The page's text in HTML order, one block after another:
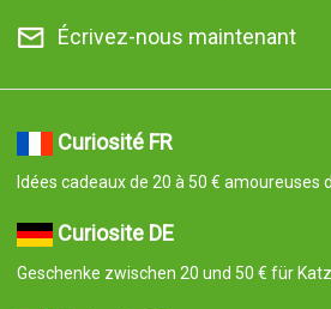
Écrivez-nous maintenant
Curiosité FR
Idées cadeaux de 20 à 50 € amoureuses
Curiosite DE
Geschenke zwischen 20 und 50 € für